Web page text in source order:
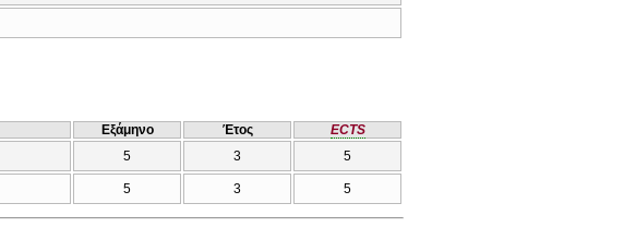
Εξάμηνο Έτος
ECTS
5 3 5
5 3 5